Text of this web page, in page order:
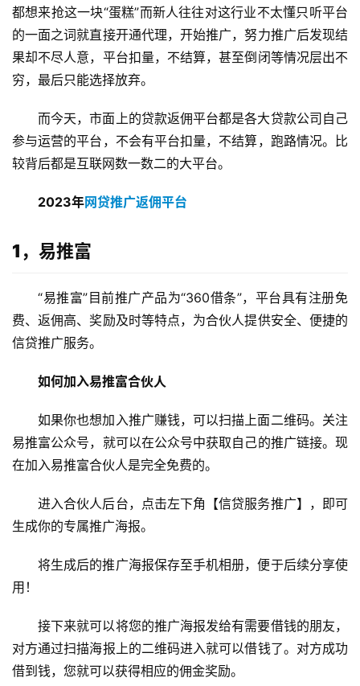
都想来抢这一块“蛋糕”而新人往往对这行业不太懂只听平台
的一面之词就直接开通代理，开始推广，努力推广后发现结
果却不尽人意，平台扣量，不结算，甚至倒闭等情况层出不
穷，最后只能选择放弃。
而今天，市面上的贷款返佣平台都是各大贷款公司自己
参与运营的平台，不会有平台扣量，不结算，跑路情况。比
较背后都是互联网数一数二的大平台。
2023年网贷推广返佣平台
1，易推富
“易推富”目前推广产品为“360借条”，平台具有注册免
费、返佣高、奖励及时等特点，为合伙人提供安全、便捷的
信贷推广服务。
如何加入易推富合伙人
如果你也想加入推广赚钱，可以扫描上面二维码。关注
易推富公众号，就可以在公众号中获取自己的推广链接。现
在加入易推富合伙人是完全免费的。
进入合伙人后台，点击左下角【信贷服务推广】，即可
生成你的专属推广海报。
将生成后的推广海报保存至手机相册，便于后续分享使
用！
接下来就可以将您的推广海报发给有需要借钱的朋友，
对方通过扫描海报上的二维码进入就可以借钱了。对方成功
借到钱，您就可以获得相应的佣金奖励。